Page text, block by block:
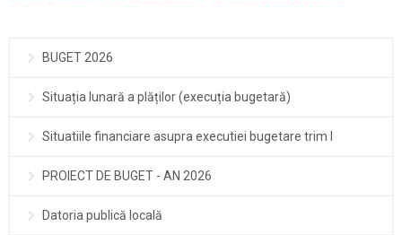
BUGET 2026
Situația lunară a plăților (execuția bugetară)
Situatiile financiare asupra executiei bugetare trim I
PROIECT DE BUGET - AN 2026
Datoria publică locală